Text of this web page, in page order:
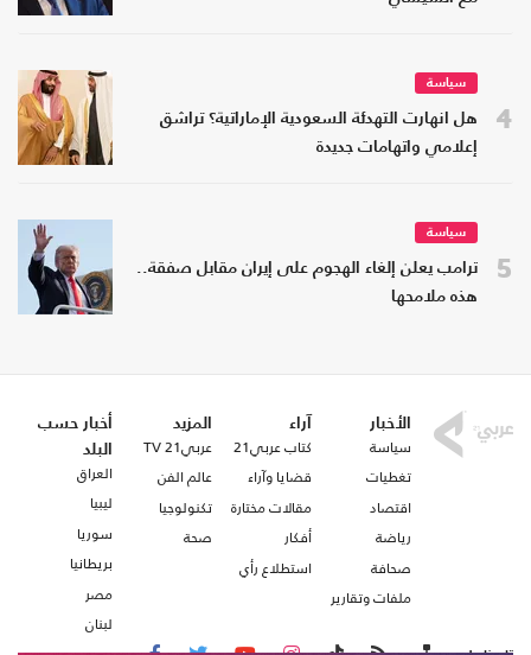
4
سياسة
هل انهارت التهدئة السعودية الإماراتية؟ تراشق
إعلامي واتهامات جديدة
5
سياسة
ترامب يعلن إلغاء الهجوم على إيران مقابل صفقة..
هذه ملامحها
الأخبار
سياسة
تغطيات
اقتصاد
رياضة
صحافة
ملفات وتقارير
آراء
كتاب عربي21
قضايا وآراء
مقالات مختارة
أفكار
استطلاع رأي
المزيد
عربي21 TV
عالم الفن
تكنولوجيا
صحة
أخبار حسب
البلد
العراق
ليبيا
سوريا
بريطانيا
مصر
لبنان